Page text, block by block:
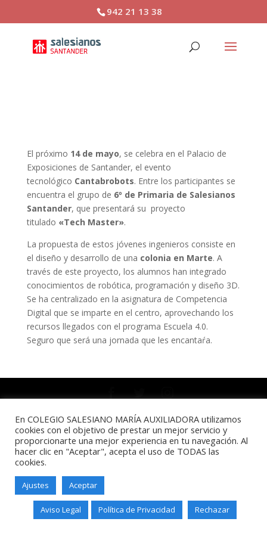
942 21 13 38
El próximo 14 de mayo, se celebra en el Palacio de
Exposiciones de Santander, el evento
tecnológico Cantabrobots. Entre los participantes se
encuentra el grupo de 6º de Primaria de Salesianos
Santander, que presentará su proyecto
titulado «Tech Master».
La propuesta de estos jóvenes ingenieros consiste en
el diseño y desarrollo de una colonia en Marte. A
través de este proyecto, los alumnos han integrado
conocimientos de robótica, programación y diseño 3D.
Se ha centralizado en la asignatura de Competencia
Digital que se imparte en el centro, aprovechando los
recursos llegados con el programa Escuela 4.0.
Seguro que será una jornada que les encantaŕa.
Salesianos Santander - Paseo de
Altamira, 73 - 39006 - Santander -
Teléfono: 942211338
En COLEGIO SALESIANO MARÍA AUXILIADORA utilizamos
cookies con el objetivo de prestar un mejor servicio y
proporcionarte una mejor experiencia en tu navegación. Al
hacer clic en "Aceptar", acepta el uso de TODAS las
cookies.
Ajustes Aceptar
Aviso Legal Política de Privacidad Rechazar